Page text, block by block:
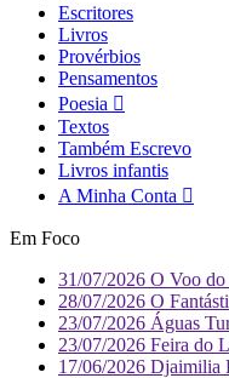
Escritores
Livros
Provérbios
Pensamentos
Poesia
Textos
Também Escrevo
Livros infantis
A Minha Conta
Em Foco
31/07/2026 O Voo do
28/07/2026 O
23/07/2026 Águas
23/07/2026 Feira do
17/06/2026 Djaimilia